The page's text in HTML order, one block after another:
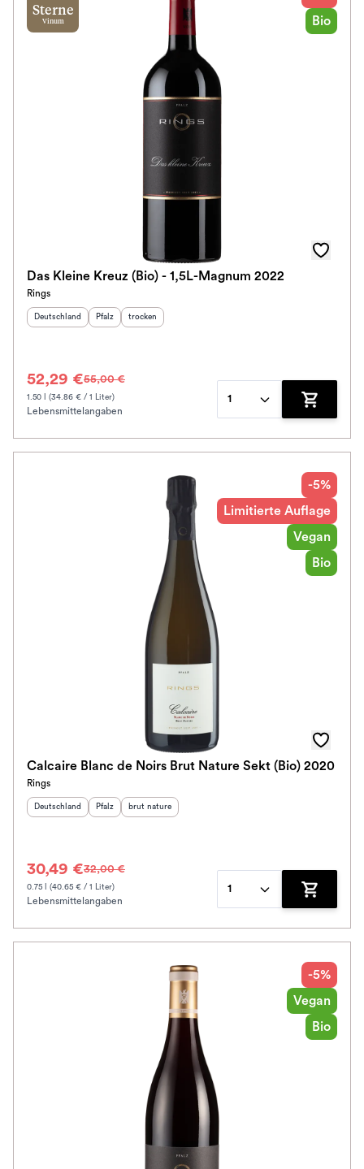
Sterne
Vinum
Bio
Das Kleine Kreuz (Bio) - 1,5L-Magnum 2022
Rings
Herkunftsland
Deutschland Herkunftsregion
Pfalz Geschmack
trocken
52,29 €55,00 €
1.50 l (34.86 € / 1 Liter)
Lebensmittelangaben
1
Zum
-5%
Limitierte Auflage
Vegan
Bio
Calcaire Blanc de Noirs Brut Nature Sekt (Bio) 2020
Rings
Herkunftsland
Deutschland Herkunftsregion:
Pfalz Geschmack:
brut nature
30,49 €32,00 €
0.75 l (40.65 € / 1 Liter)
Lebensmittelangaben
1
Zum
-5%
Vegan
Bio